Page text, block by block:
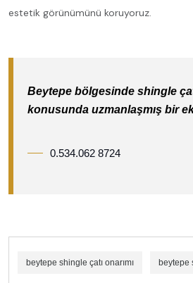
estetik görünümünü koruyoruz.
Beytepe bölgesinde shingle
konusunda uzmanlaşmış bir
0.534.062 8724
beytepe shingle çatı onarımı beytepe